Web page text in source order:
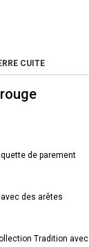
CUITE
de parement
des arêtes
Tradition avec